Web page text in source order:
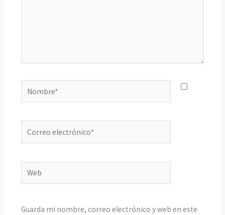
Nombre*
Correo
electrónico*
Web
Guarda mi nombre, correo electrónico y web en este